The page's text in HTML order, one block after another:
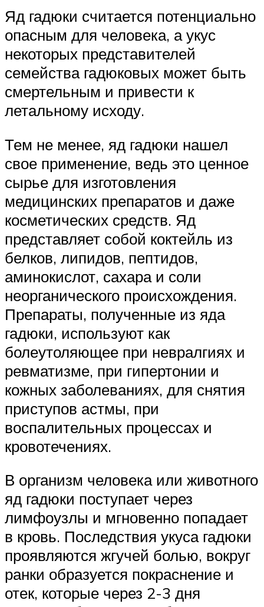
Яд гадюки считается потенциально
опасным для человека, а укус
некоторых представителей
семейства гадюковых может быть
смертельным и привести к
летальному исходу.
Тем не менее, яд гадюки нашел
свое применение, ведь это ценное
сырье для изготовления
медицинских препаратов и даже
косметических средств. Яд
представляет собой коктейль из
белков, липидов, пептидов,
аминокислот, сахара и соли
неорганического происхождения.
Препараты, полученные из яда
гадюки, используют как
болеутоляющее при невралгиях и
ревматизме, при гипертонии и
кожных заболеваниях, для снятия
приступов астмы, при
воспалительных процессах и
кровотечениях.
В организм человека или животного
яд гадюки поступает через
лимфоузлы и мгновенно попадает
в кровь. Последствия укуса гадюки
проявляются жгучей болью, вокруг
ранки образуется покраснение и
отек, которые через 2-3 дня